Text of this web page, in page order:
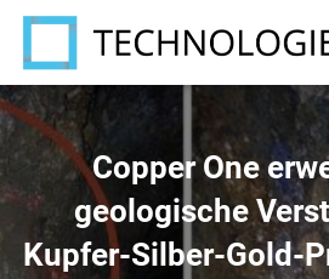
Copper One
geologische
Kupfer-Silber-Gold-